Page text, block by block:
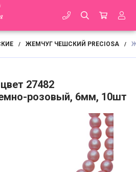
/ ЖЕМЧУГ ЧЕШСКИЙ PRECIOSA /
27482
розовый, 6мм, 10шт